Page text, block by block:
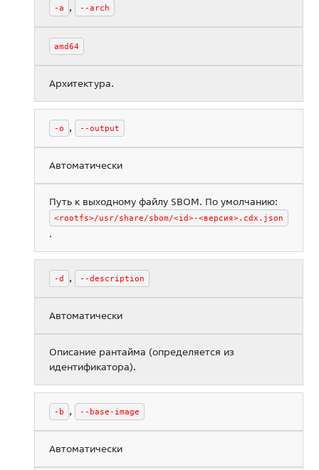
-a , --arch
amd64
Архитектура.
-o , --output
Автоматически
Путь к выходному файлу SBOM. По умолчанию:
<rootfs>/usr/share/sbom/<id>-<версия>.cdx.json
.
-d , --description
Автоматически
Описание рантайма (определяется из
идентификатора).
-b , --base-image
Автоматически